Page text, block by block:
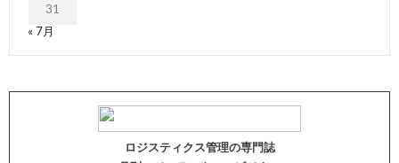
31
« 7月
ロジスティクス管理の専門誌